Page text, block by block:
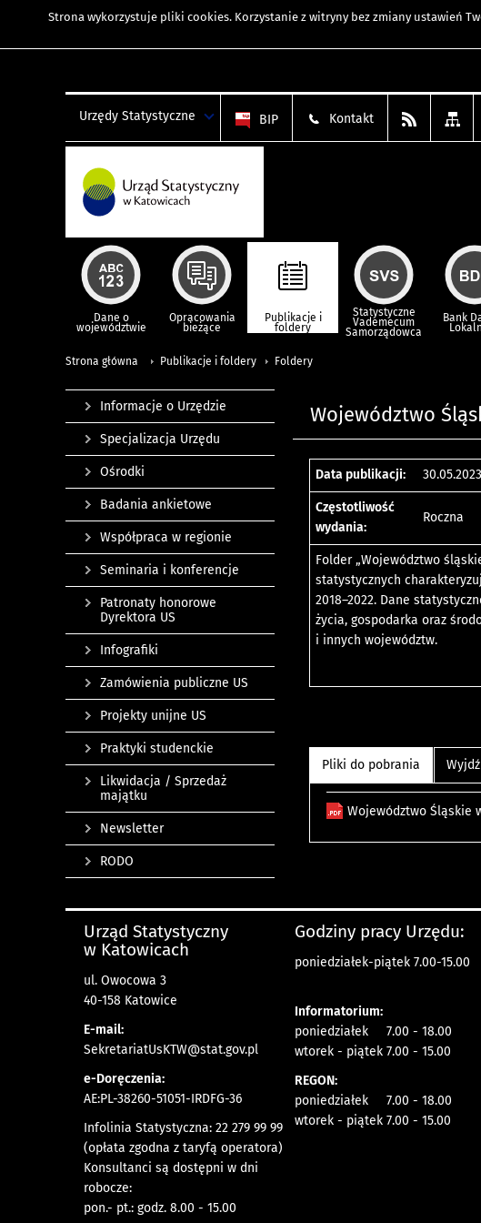
Strona wykorzystuje pliki cookies. Korzystanie z witryny bez zmiany ustawień
Urzędy Statystyczne BIP Kontakt
Dane o
województwie
Opracowania
bieżące
Publikacje i
foldery
Statystyczne
Vademecum
Samorządowca
Bank
Strona główna Publikacje i foldery Foldery
Województwo
Data publikacji: 30.05.2023
Częstotliwość
wydania:
Roczna
Folder „Województwo
statystycznych
2018–2022. Dane
życia, gospodarka oraz
i innych województw.
Pliki do pobrania
Województwo Śląskie
Informacje o Urzędzie
Specjalizacja Urzędu
Ośrodki
Badania ankietowe
Współpraca w regionie
Seminaria i konferencje
Patronaty honorowe
Dyrektora US
Infografiki
Zamówienia publiczne US
Projekty unijne US
Praktyki studenckie
Likwidacja / Sprzedaż
majątku
Newsletter
RODO
Urząd Statystyczny
w Katowicach
ul. Owocowa 3
40-158 Katowice
E-mail:
SekretariatUsKTW@stat.gov.pl
e-Doręczenia:
AE:PL-38260-51051-IRDFG-36
Infolinia Statystyczna: 22 279 99 99
(opłata zgodna z taryfą operatora)
Konsultanci są dostępni w dni
robocze:
pon.- pt.: godz. 8.00 - 15.00
Godziny pracy Urzędu:
poniedziałek-piątek 7.00-15.00
Informatorium:
poniedziałek 7.00 - 18.00
wtorek - piątek 7.00 - 15.00
REGON:
poniedziałek 7.00 - 18.00
wtorek - piątek 7.00 - 15.00